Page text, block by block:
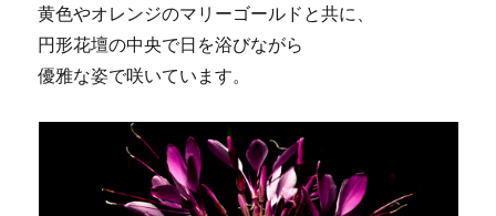
黄色やオレンジのマリーゴールドと共に、
円形花壇の中央で日を浴びながら
優雅な姿で咲いています。